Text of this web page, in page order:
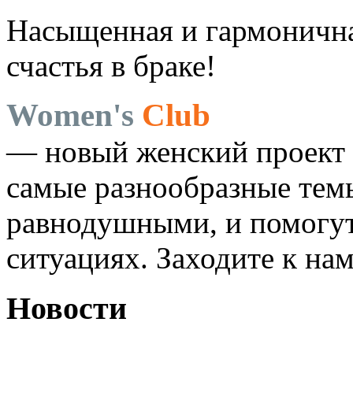
Насыщенная и
счастья в браке!
Women's Club
— новый женский проект
самые разнообразные
равнодушными, и
ситуациях. Заходите к
Новости